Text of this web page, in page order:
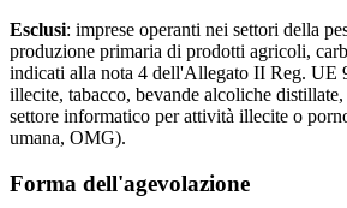
Esclusi: imprese operanti nei settori della
produzione primaria di prodotti agricoli,
indicati alla nota 4 dell'Allegato II Reg. UE
illecite, tabacco, bevande alcoliche
settore informatico per attività illecite o
umana, OMG).
Forma dell'agevolazione